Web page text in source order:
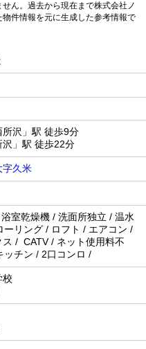
ん。過去から現在まで株式会社ノ
件情報を元に生成した参考情報で
沢」駅 徒歩9分
」駅 徒歩22分
字久米
室乾燥機 / 洗面所独立 / 温水
リング / ロフト / エアコン /
ス / CATV / ネット使用料不
チン / 2口コンロ /
校